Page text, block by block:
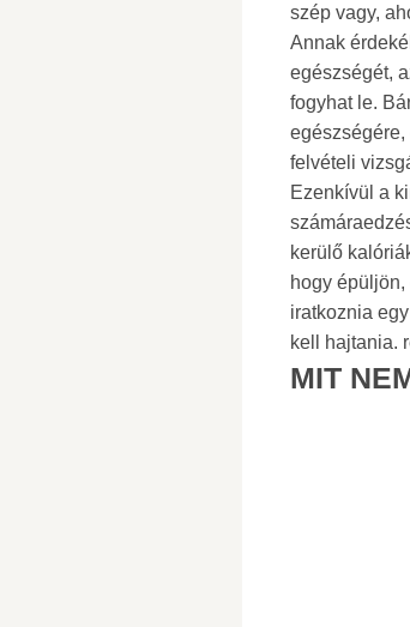
szép vagy,
Annak
egészségét,
fogyhat le.
felvételi
Ezenkívül a
kerülő
hogy épüljön,
iratkoznia
kell hajtania.
MIT